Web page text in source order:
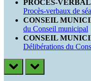
PROCÈS-
Procès-verbaux de
CONSEIL
du Conseil municipal
CONSEIL
Délibérations du
prev next